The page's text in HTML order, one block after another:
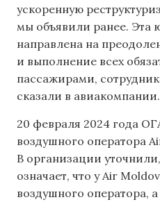
ускоренную
мы объявили ранее. Эта
направлена на
и выполнение всех
пассажирами,
сказали в авиакомпании.
20 февраля 2024 года
воздушного оператора
В организации
означает, что у Air
воздушного оператора,